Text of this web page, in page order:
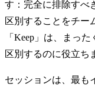
す：完全に排除すべ
区別することをチー
「Keep」は、まっ
区別するのに役立ち
セッションは、最も